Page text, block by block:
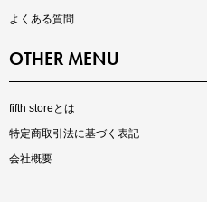
マストバイアイテム
よくある質問
OTHER MENU
fifth storeとは
特定商取引法に基づく表記
会社概要